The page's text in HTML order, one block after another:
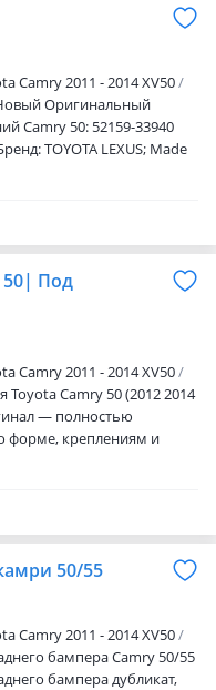
Есть доставка по
Camry 2011 - 2014 XV50
Оригинальный
Camry 50: 52159-33940
TOYOTA LEXUS; Made
100% оригинальность,
50| Под
Camry 2011 - 2014 XV50
Toyota Camry 50 (2012 2014
— полностью
форме, креплениям и
новое, без дефектов
бампера без переплаты
50/55
Camry 2011 - 2014 XV50
бампера Camry 50/55
бампера дубликат,